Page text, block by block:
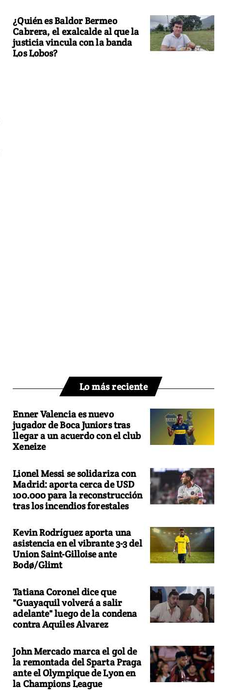
¿Quién es Baldor Bermeo
Cabrera, el exalcalde al que la
justicia vincula con la banda
Los Lobos?
Lo más reciente
Enner Valencia es nuevo
jugador de Boca Juniors tras
llegar a un acuerdo con el club
Xeneize
Lionel Messi se solidariza con
Madrid: aporta cerca de USD
100.000 para la reconstrucción
tras los incendios forestales
Kevin Rodríguez aporta una
asistencia en el vibrante 3-3 del
Union Saint-Gilloise ante
Bodø/Glimt
Tatiana Coronel dice que
"Guayaquil volverá a salir
adelante" luego de la condena
contra Aquiles Alvarez
John Mercado marca el gol de
la remontada del Sparta Praga
ante el Olympique de Lyon en
la Champions League